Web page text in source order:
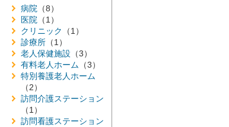
病院 （8）
医院 （1）
クリニック
（1）
診療所 （1）
老人保健施設 （3）
有料老人ホーム （3）
特別養護老人ホーム
（2）
訪問介護ステーション
（1）
訪問看護ステーション